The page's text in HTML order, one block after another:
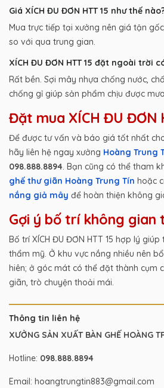
Giá XÍCH ĐU ĐƠN HTT 15 như thế
Mua trực tiếp tại xưởng nên giá tận
so với qua trung gian.
XÍCH ĐU ĐƠN HTT 15 đặt ngoài trời
Rất bền. Sợi mây nhựa chống nước,
chống gỉ giúp sản phẩm chịu được
Đặt mua XÍCH ĐU ĐƠN
Để được tư vấn và báo giá tốt nhất cho
hãy liên hệ ngay xưởng Hoàng Trung
098.888.8894. Bạn cũng có thể tham
ghế thư giãn Hoàng Trung Tín hoặc
nắng giả mây để hoàn thiện không
Gợi ý bố trí không gian
Bố trí XÍCH ĐU ĐƠN HTT 15 hợp lý
thẩm mỹ. Ở khu vực nắng nhiều nên
hiên; ở góc mát có thể đặt thành cụm
giãn, trò chuyện thoải mái.
Thông tin liên hệ
XƯỞNG SẢN XUẤT BÀN GHẾ HOÀNG
Hotline: 098.888.8894
Email: hoangtrungtin883@gmail.com